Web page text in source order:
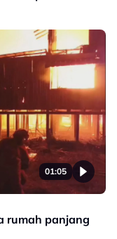
01:05
rumah panjang